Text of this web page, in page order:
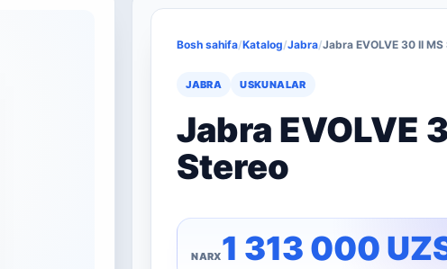
Bosh sahifa/Katalog/Jabra/Jabra EVOLVE 30 II
JABRA USKUNALAR
Jabra EVOLVE
Stereo
1 313 000